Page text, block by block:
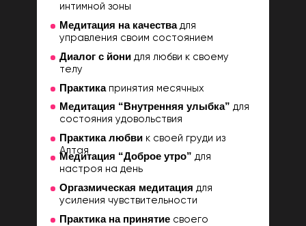
интимной зоны
Медитация на качества для
управления своим состоянием
Диалог с йони для любви к своему
телу
Практика принятия месячных
Медитация “Внутренняя улыбка” для
состояния удовольствия
Практика любви к своей груди из
Алтая
Медитация “Доброе утро” для
настроя на день
Оргазмическая медитация для
усиления чувствительности
Практика на принятие своего